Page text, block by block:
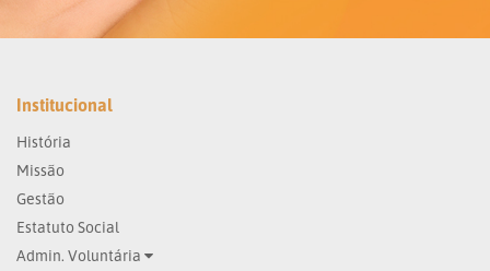
Institucional
História
Missão
Gestão
Estatuto Social
Admin. Voluntária